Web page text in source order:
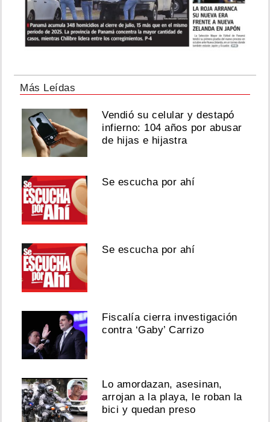
Más Leídas
Vendió su celular y destapó
infierno: 104 años por abusar
de hijas e hijastra
Se escucha por ahí
Se escucha por ahí
Fiscalía cierra investigación
contra ‘Gaby’ Carrizo
Lo amordazan, asesinan,
arrojan a la playa, le roban la
bici y quedan preso